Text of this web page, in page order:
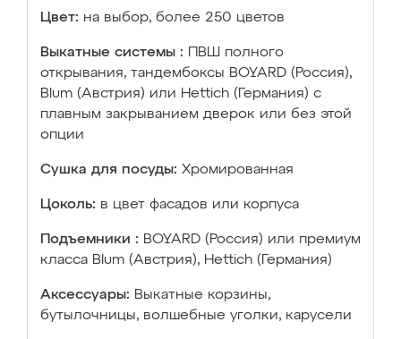
Цвет: на выбор, более 250 цветов
Выкатные системы :
ПВШ полного
открывания, тандембоксы BOYARD (Россия),
Blum (Австрия) или Hettich (Германия) с
плавным закрыванием дверок или без этой
опции
Сушка для посуды: Хромированная
Цоколь: в цвет фасадов или корпуса
Подъемники : BOYARD (Россия) или премиум
класса Blum (Австрия), Hettich (Германия)
Аксессуары: Выкатные корзины,
бутылочницы, волшебные уголки, карусели